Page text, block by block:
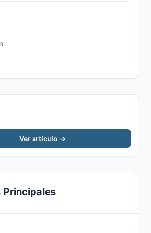
Ver artículo →
Principales